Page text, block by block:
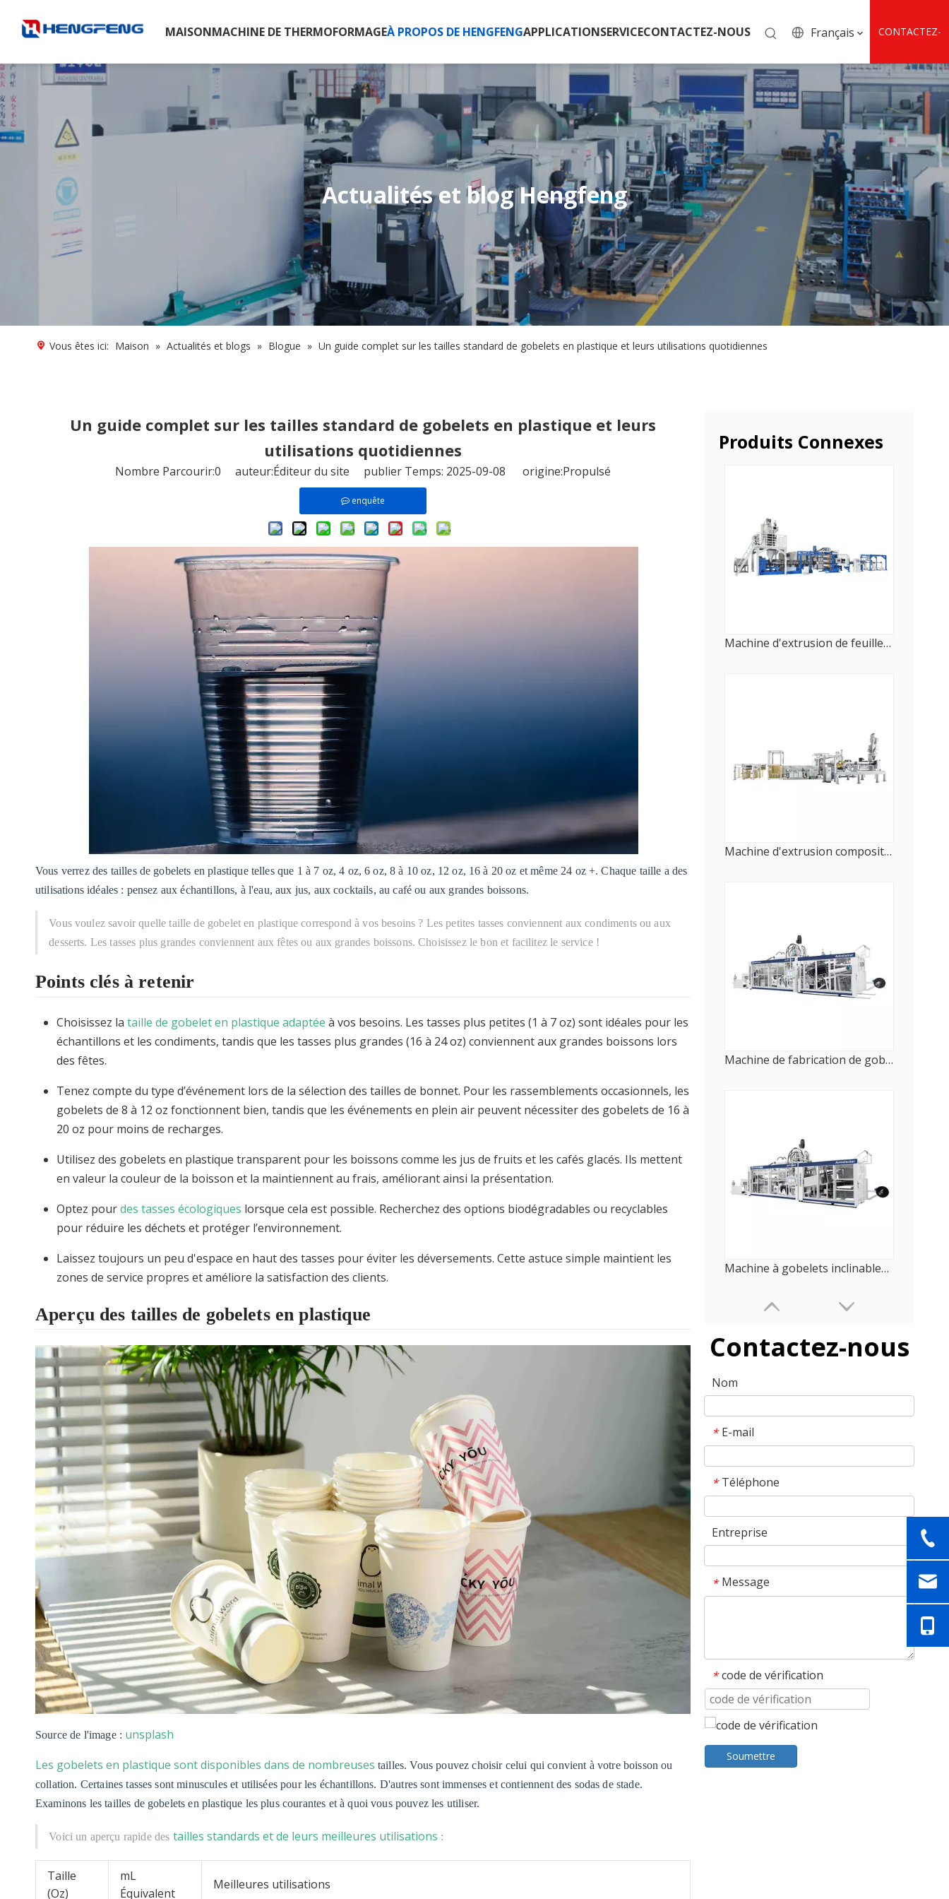
MAISONMACHINE DE THERMOFORMAGEÀ PROPOS DE HENGFENGAPPLICATIONSERVICECONTACTEZ-NOUS Français CONTACTEZ-
NOUS
Actualités et blog Hengfeng
Vous êtes ici: Maison » Actualités et blogs » Blogue » Un guide complet sur les tailles standard de gobelets en plastique et leurs utilisations quotidiennes
Un guide complet sur les tailles standard de gobelets en plastique et leurs
utilisations quotidiennes
Nombre Parcourir:0 auteur:Éditeur du site publier Temps: 2025-09-08 origine:Propulsé
enquête
Vous verrez des tailles de gobelets en plastique telles que 1 à 7 oz, 4 oz, 6 oz, 8 à 10 oz, 12 oz, 16 à 20 oz et même 24 oz +. Chaque taille a des
utilisations idéales : pensez aux échantillons, à l'eau, aux jus, aux cocktails, au café ou aux grandes boissons.
Vous voulez savoir quelle taille de gobelet en plastique correspond à vos besoins ? Les petites tasses conviennent aux condiments ou aux
desserts. Les tasses plus grandes conviennent aux fêtes ou aux grandes boissons. Choisissez le bon et facilitez le service !
Points clés à retenir
Choisissez la taille de gobelet en plastique adaptée à vos besoins. Les tasses plus petites (1 à 7 oz) sont idéales pour les
échantillons et les condiments, tandis que les tasses plus grandes (16 à 24 oz) conviennent aux grandes boissons lors
des fêtes.
Tenez compte du type d’événement lors de la sélection des tailles de bonnet. Pour les rassemblements occasionnels, les
gobelets de 8 à 12 oz fonctionnent bien, tandis que les événements en plein air peuvent nécessiter des gobelets de 16 à
20 oz pour moins de recharges.
Utilisez des gobelets en plastique transparent pour les boissons comme les jus de fruits et les cafés glacés. Ils mettent
en valeur la couleur de la boisson et la maintiennent au frais, améliorant ainsi la présentation.
Optez pourdes tasses écologiques lorsque cela est possible. Recherchez des options biodégradables ou recyclables
pour réduire les déchets et protéger l’environnement.
Laissez toujours un peu d'espace en haut des tasses pour éviter les déversements. Cette astuce simple maintient les
zones de service propres et améliore la satisfaction des clients.
Aperçu des tailles de gobelets en plastique
Source de l'image : unsplash
Les gobelets en plastique sont disponibles dans de nombreuses tailles. Vous pouvez choisir celui qui convient à votre boisson ou
collation. Certaines tasses sont minuscules et utilisées pour les échantillons. D'autres sont immenses et contiennent des sodas de stade.
Examinons les tailles de gobelets en plastique les plus courantes et à quoi vous pouvez les utiliser.
Voici un aperçu rapide des tailles standards et de leurs meilleures utilisations :
Taille
(Oz)
mL
Équivalent
Meilleures utilisations
Produits Connexes
Machine d'extrusion de feuilles monocouches à grande vitesse
Machine d'extrusion composite multicouche pour film alimentaire
Machine de fabrication de gobelets de qualité alimentaire HFTF 80T (entièrement automatique)
Machine à gobelets inclinables HFTF 80T pour l'emballage alimentaire
Contactez-nous
Nom
* E-mail
* Téléphone
Entreprise
* Message
* code de vérification
Soumettre